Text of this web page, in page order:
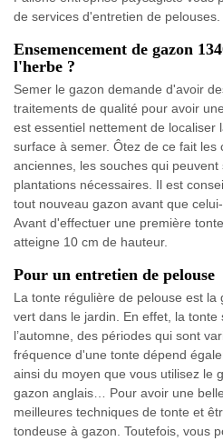
de services d'entretien de pelouses.
Ensemencement de gazon
l'herbe ?
Semer le gazon demande d'avoir
traitements de qualité pour avoir
est essentiel nettement de localiser
surface à semer. Ôtez de ce fait les
anciennes, les souches qui
plantations nécessaires. Il est
tout nouveau gazon avant que
Avant d'effectuer une première
atteigne 10 cm de hauteur.
Pour un entretien de pelouse
La tonte régulière de pelouse est
vert dans le jardin. En effet, la tonte
l’automne, des périodes qui sont
fréquence d'une tonte dépend
ainsi du moyen que vous utilisez le
gazon anglais… Pour avoir une
meilleures techniques de tonte et
tondeuse à gazon. Toutefois, vous